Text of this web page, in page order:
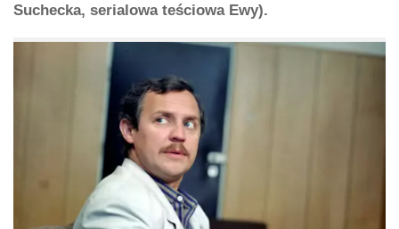
Suchecka, serialowa teściowa Ewy).